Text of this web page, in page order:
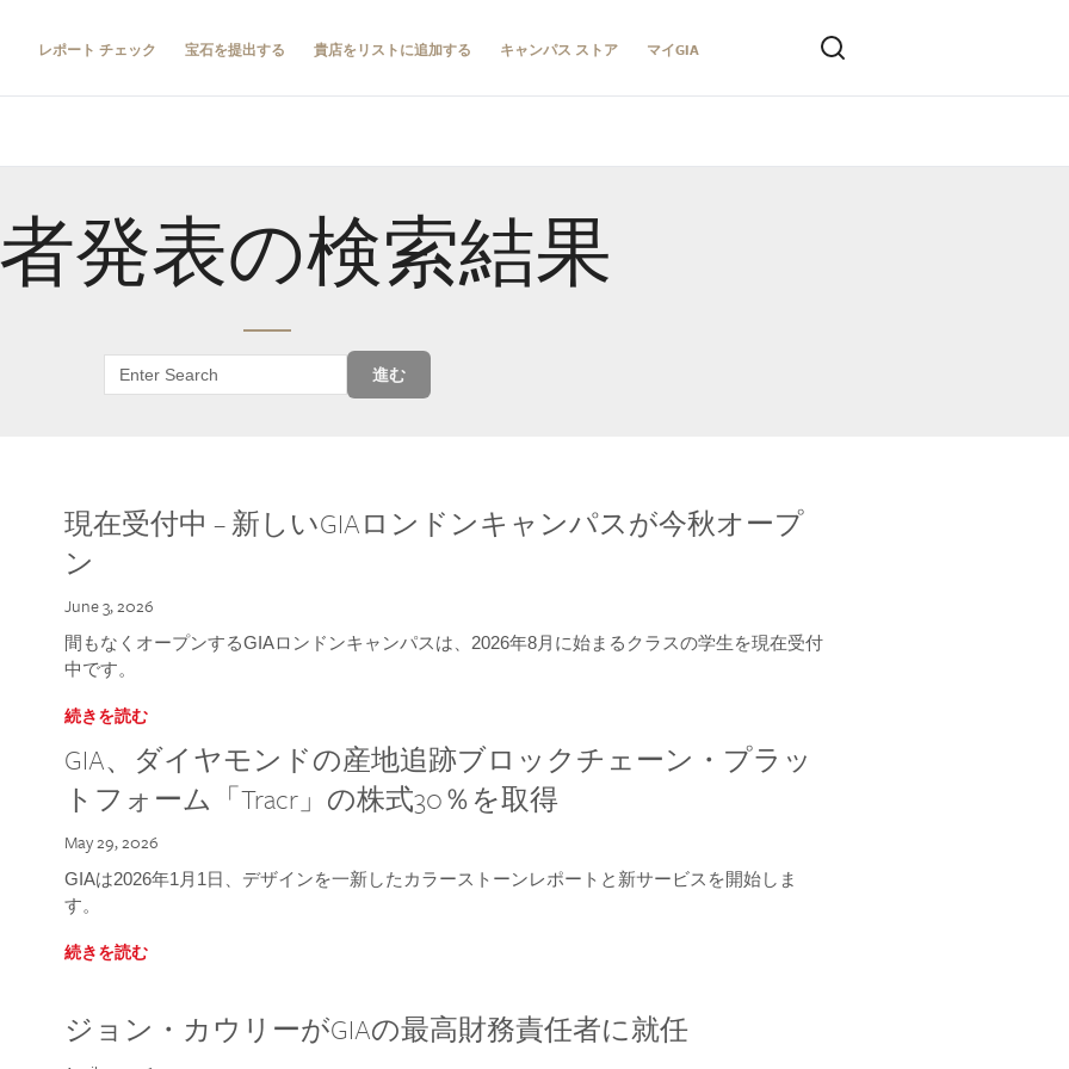
レポート チェック 宝石を提出する 貴店をリストに追加する キャンパス ストア マイGIA
発表の検索結果
進む
現在受付中 – 新しいGIAロンドンキャンパスが今秋オープ
ン
June 3, 2026
間もなくオープンするGIAロンドンキャンパスは、2026年8月に始まるクラスの学生を現在受付
中です。
続きを読む
GIA、ダイヤモンドの産地追跡ブロックチェーン・プラッ
トフォーム「Tracr」の株式30％を取得
May 29, 2026
GIAは2026年1月1日、デザインを一新したカラーストーンレポートと新サービスを開始しま
す。
続きを読む
ジョン・カウリーがGIAの最高財務責任者に就任